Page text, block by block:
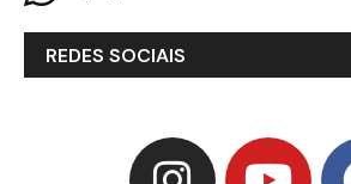
REDES SOCIAIS